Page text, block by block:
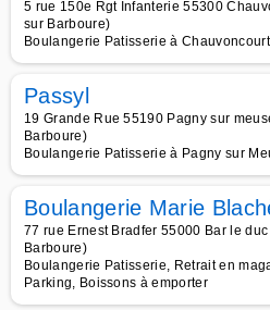
5 rue 150e Rgt Infanterie 55300
sur Barboure)
Boulangerie Patisserie à Chauvoncourt
Passyl
19 Grande Rue 55190 Pagny sur
Barboure)
Boulangerie Patisserie à Pagny sur
Boulangerie Marie
77 rue Ernest Bradfer 55000 Bar le
Barboure)
Boulangerie Patisserie, Retrait en
Parking, Boissons à emporter